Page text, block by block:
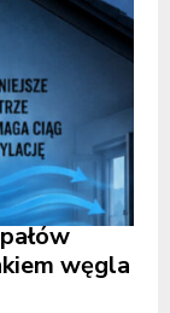
węgla